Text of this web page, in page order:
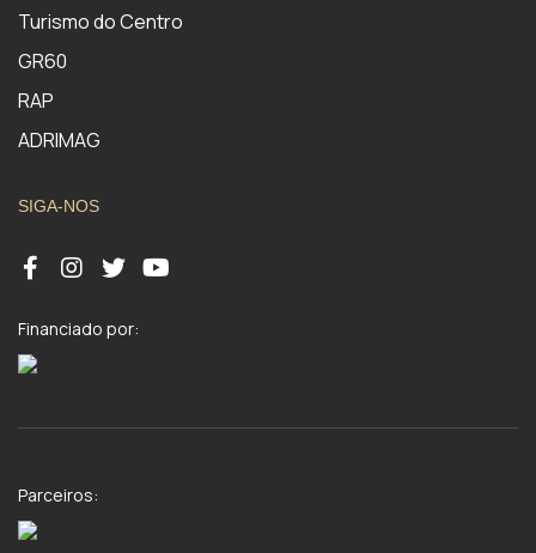
Turismo do Centro
GR60
RAP
ADRIMAG
SIGA-NOS
Financiado por:
Parceiros: